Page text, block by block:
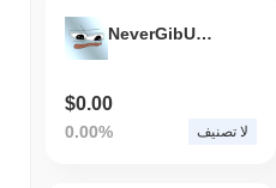
NeverGibUpFren
$0.00
0.00% لا تصنيف